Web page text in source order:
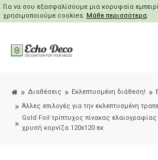
Για να σου εξασφαλίσουμε μια κορυφαία
χρησιμοποιούμε cookies. Μάθε περισσότερα.
Διαθέσεις Εκλεπτυσμένη διάθεση!
Άλλες επιλογές για την εκλεπτυσμένη
Gold Foil τρίπτυχος πίνακας
χρυσή κορνίζα 120x120 εκ